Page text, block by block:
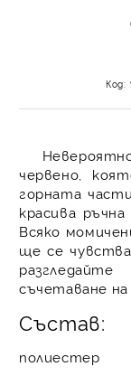
Код:
червено,
горната
красива
Всяко
ще се
съчетаване
Състав:
полиестер